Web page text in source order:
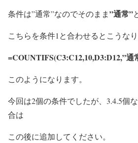
条件は”通常”なのでそのまま”通常”
こちらを条件1と合わせるとこうなり
=COUNTIFS(C3:C12,10,D3:D12,”通
このようになります。
今回は2個の条件でしたが、3.4.5個
合は
この後に追加してください。